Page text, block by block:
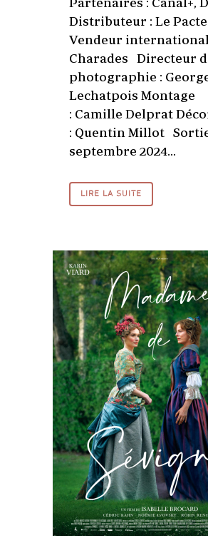
Distributeur : Le Pacte
Vendeur
Charades Directeur
photographie :
Lechatpois Montage
: Camille Delprat
: Quentin Millot
septembre 2024...
LIRE LA SUITE